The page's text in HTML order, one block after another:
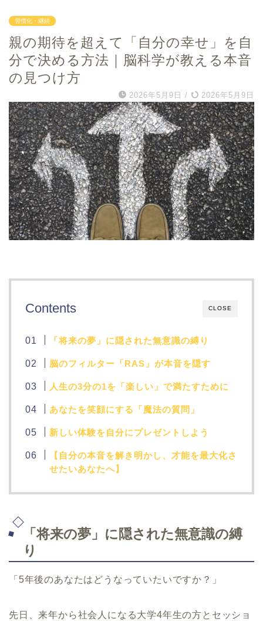
習慣化・継続
親の期待を超えて「自分の幸せ」を自
分で決める方法｜脳科学が教える本音
の見つけ方
2026年5月9日 / 2026年5月9日
CLOSE
Contents
「将来の夢」に隠された無意識の縛り
脳のフィルター「RAS」が本音を隠す
人生の3分の1を「楽しい」で満たすために
あなたを笑顔にする「魔法の質問」
新しい体験を自分にプレゼントしよう
【自分の本音を解き明かし、才能を最大化さ
せたいあなたへ】
「将来の夢」に隠された無意識の縛
り
「5年後のあなたはどうなっていたいですか？」
先日、来年から社会人になる大学4年生の方とセッショ